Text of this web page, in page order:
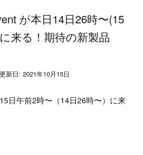
が本日14日26時〜(15
来る！期待の新製品
更新日: 2021年10月15日
日午前2時〜（14日26時〜）に来